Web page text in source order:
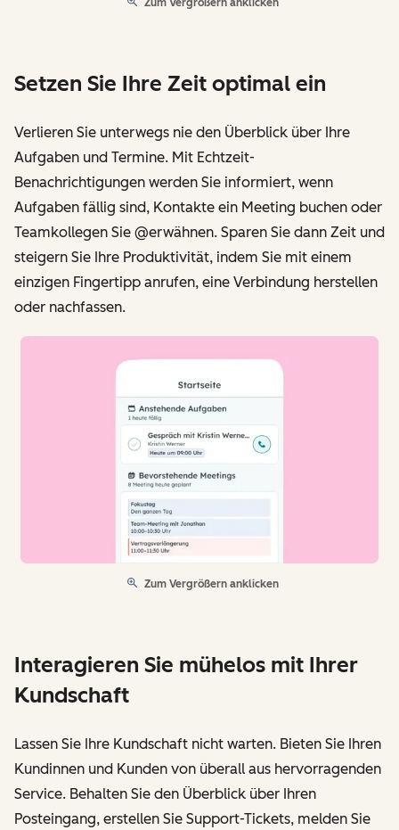
Setzen Sie Ihre Zeit optimal ein
Verlieren Sie unterwegs nie den Überblick über Ihre
Aufgaben und Termine. Mit Echtzeit-
Benachrichtigungen werden Sie informiert, wenn
Aufgaben fällig sind, Kontakte ein Meeting buchen oder
Teamkollegen Sie @erwähnen. Sparen Sie dann Zeit und
steigern Sie Ihre Produktivität, indem Sie mit einem
einzigen Fingertipp anrufen, eine Verbindung herstellen
oder nachfassen.
Zum Vergrößern anklicken
Interagieren Sie mühelos mit Ihrer
Kundschaft
Lassen Sie Ihre Kundschaft nicht warten. Bieten Sie Ihren
Kundinnen und Kunden von überall aus hervorragenden
Service. Behalten Sie den Überblick über Ihren
Posteingang, erstellen Sie Support-Tickets, melden Sie